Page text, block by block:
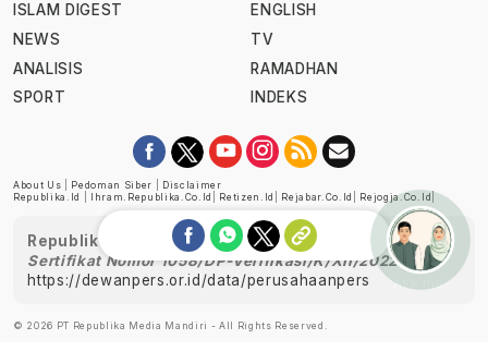
ISLAM DIGEST
NEWS
ANALISIS
SPORT
ENGLISH
TV
RAMADHAN
INDEKS
About Us Pedoman Siber
Disclaimer
Republika.id
Ihram.republika.co.id Retizen.id Rejabar.co.id Rejogja.co.id
Republika telah diverifikasi oleh Dewan Pers
Sertifikat Nomor 1058/DP-Verifikasi/K/XII/2022
https://dewanpers.or.id/data/perusahaanpers
© 2026 PT Republika Media Mandiri - All Rights Reserved.
Ask me!